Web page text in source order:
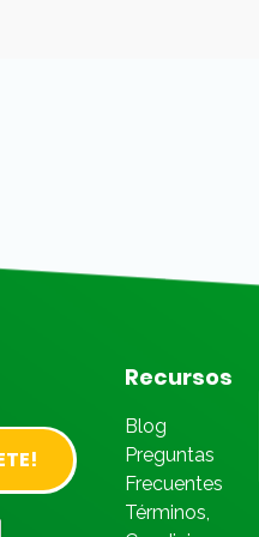
Recursos
Blog
Preguntas
Frecuentes
Términos,